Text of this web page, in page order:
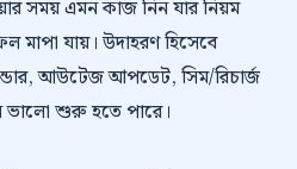
সময় এমন কাজ নিন যার নিয়ম
মাপা যায়। উদাহরণ হিসেবে
আউটেজ আপডেট, সিম/রিচার্জ
ভালো শুরু হতে পারে।